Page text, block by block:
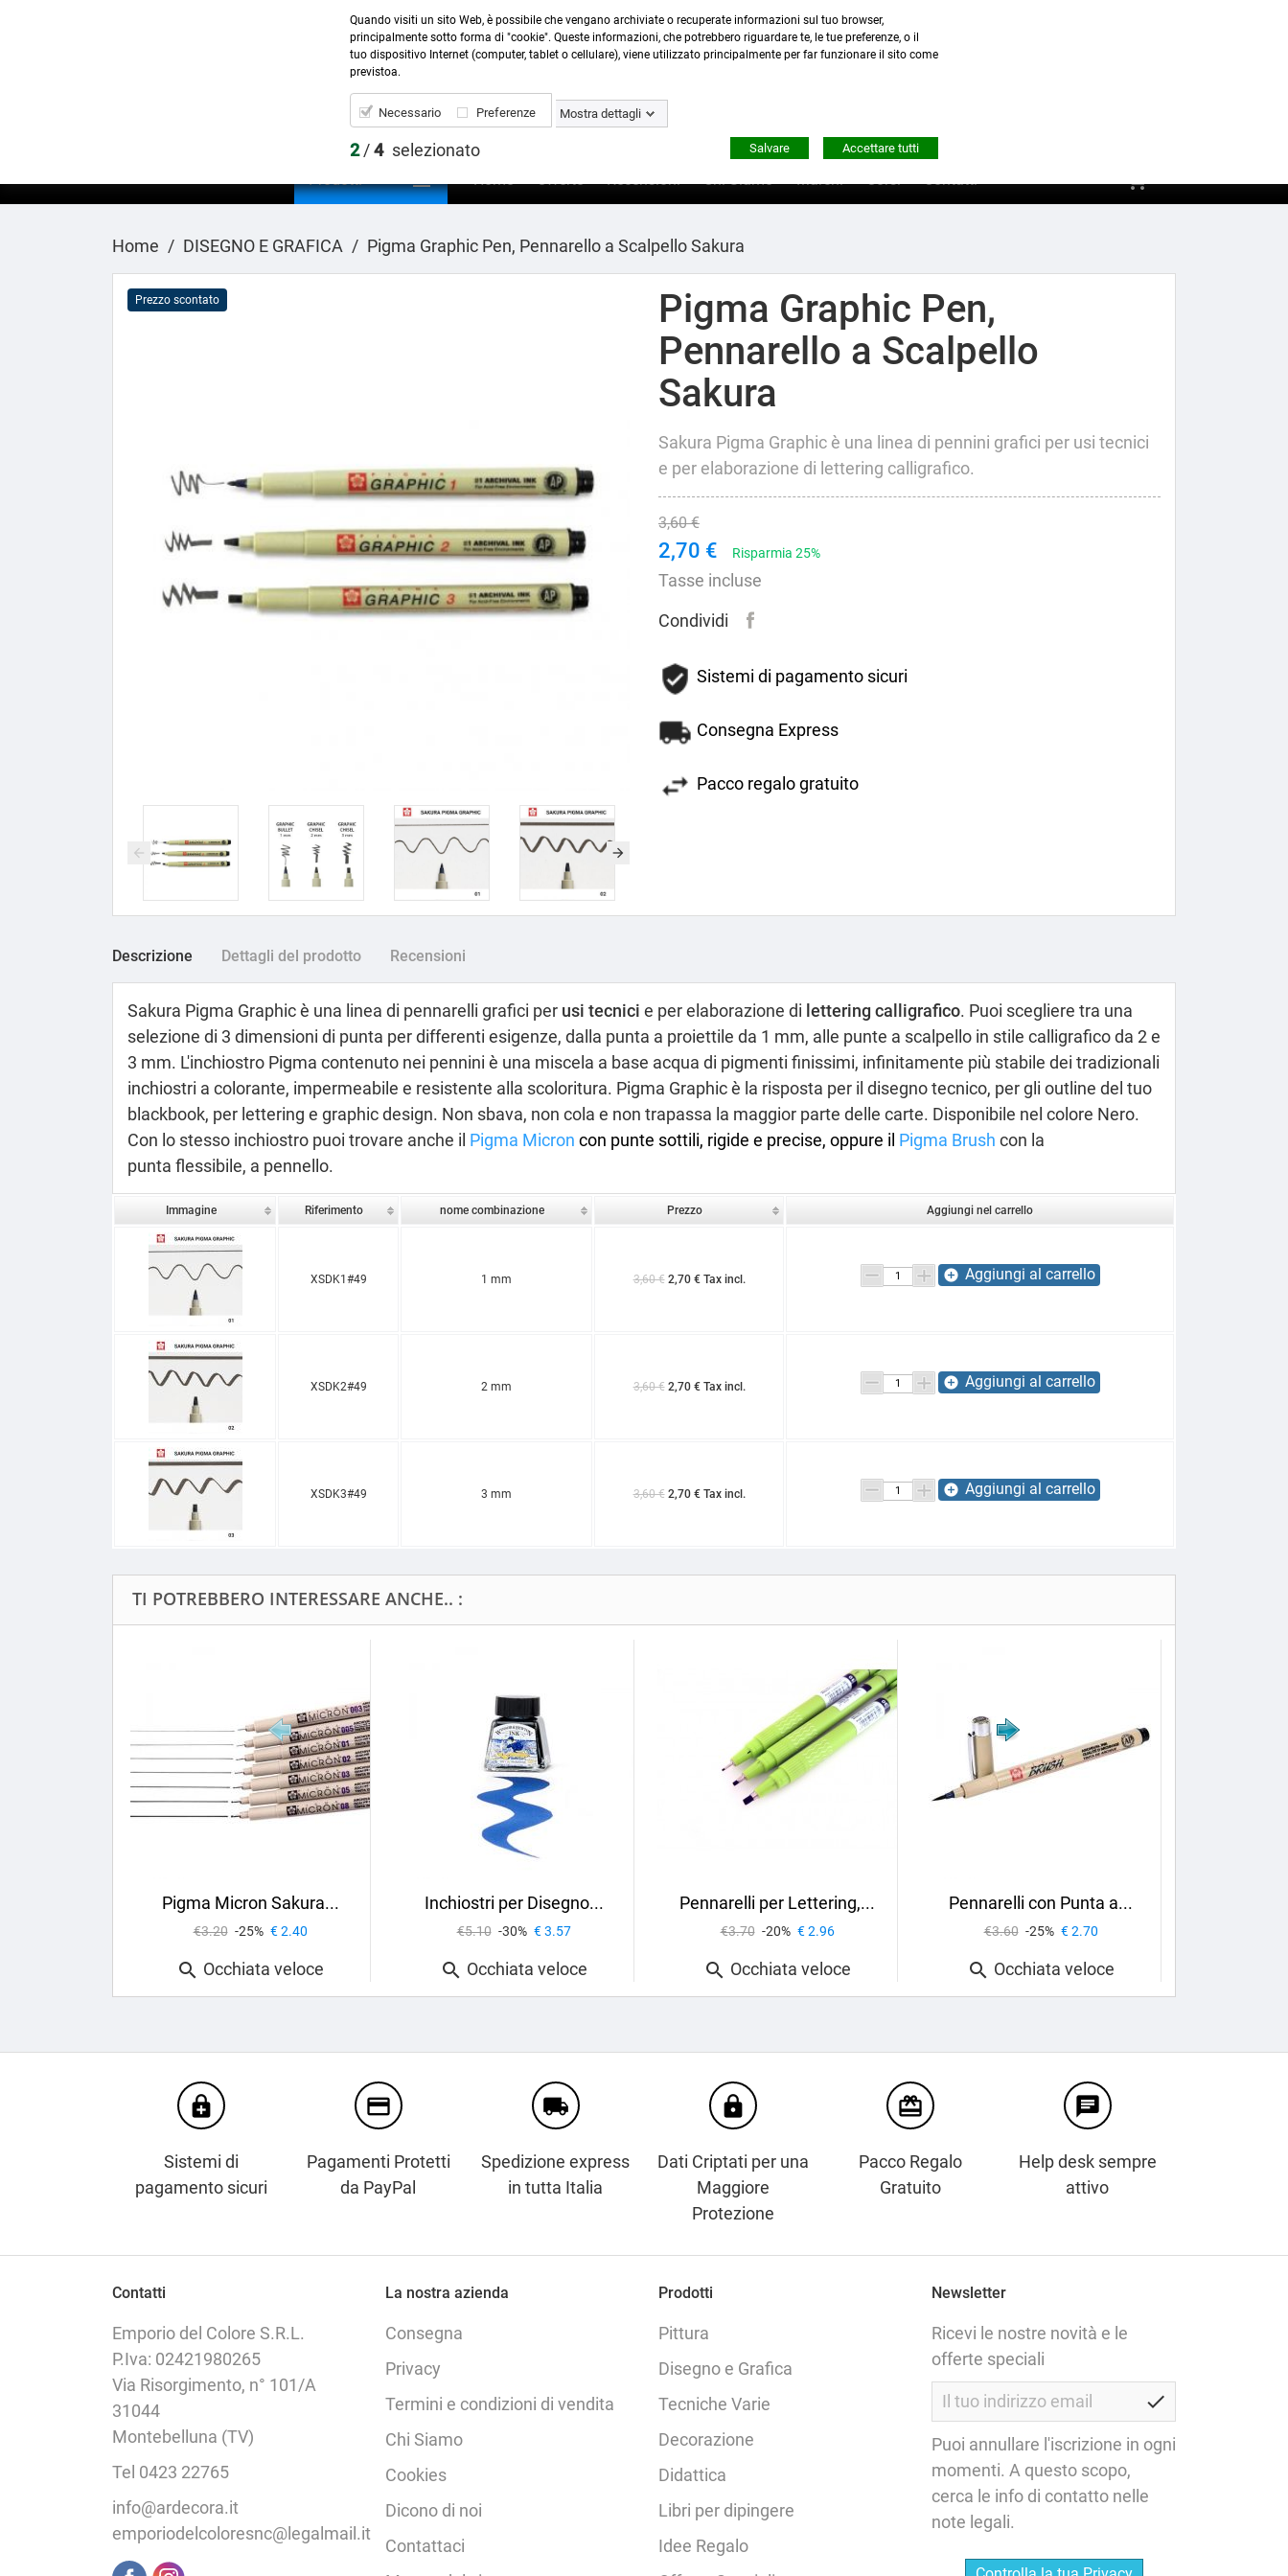
Contattaci:0423 22765- 345 8167305 -info@ardecora.it
Prodotti  Home Offerte Recensioni Chi Siamo Marchi Corsi Contatti shopping_cart
Home DISEGNO E GRAFICA Pigma Graphic Pen, Pennarello a Scalpello Sakura
Prezzo scontato
Pigma Graphic Pen,
Pennarello a Scalpello
Sakura
Sakura Pigma Graphic è una linea di pennini grafici per usi tecnici
e per elaborazione di lettering calligrafico.
3,60 €
2,70 € Risparmia 25%
Tasse incluse
Condividi
Sistemi di pagamento sicuri
Consegna Express
Pacco regalo gratuito
Descrizione Dettagli del prodotto Recensioni
Sakura Pigma Graphic è una linea di pennarelli grafici per usi tecnici e per elaborazione di lettering calligrafico. Puoi scegliere tra una
selezione di 3 dimensioni di punta per differenti esigenze, dalla punta a proiettile da 1 mm, alle punte a scalpello in stile calligrafico da 2 e
3 mm. L'inchiostro Pigma contenuto nei pennini è una miscela a base acqua di pigmenti finissimi, infinitamente più stabile dei tradizionali
inchiostri a colorante, impermeabile e resistente alla scoloritura. Pigma Graphic è la risposta per il disegno tecnico, per gli outline del tuo
blackbook, per lettering e graphic design. Non sbava, non cola e non trapassa la maggior parte delle carte. Disponibile nel colore Nero.
Con lo stesso inchiostro puoi trovare anche il Pigma Micron con punte sottili, rigide e precise, oppure il Pigma Brush con la
punta flessibile, a pennello.
Immagine Riferimento nome combinazione Prezzo Aggiungi nel carrello
XSDK1#49 1 mm 3,60 € 2,70 € Tax incl. add_circle Aggiungi al carrello
XSDK2#49 2 mm 3,60 € 2,70 € Tax incl. add_circle Aggiungi al carrello
XSDK3#49 3 mm 3,60 € 2,70 € Tax incl. add_circle Aggiungi al carrello
TI POTREBBERO INTERESSARE ANCHE.. :
Pigma Micron Sakura...
€3.20 -25% € 2.40
 Occhiata veloce
Inchiostri per Disegno...
€5.10 -30% € 3.57
 Occhiata veloce
Pennarelli per Lettering,...
€3.70 -20% € 2.96
 Occhiata veloce
Pennarelli con Punta a...
€3.60 -25% € 2.70
 Occhiata veloce
enhanced_encryption
Sistemi di
pagamento sicuri
credit_card
Pagamenti Protetti
da PayPal
local_shipping
Spedizione express
in tutta Italia
https
Dati Criptati per una
Maggiore
Protezione
card_giftcard
Pacco Regalo
Gratuito
chat
Help desk sempre
attivo
Contatti
Emporio del Colore S.R.L.
P.Iva: 02421980265
Via Risorgimento, n° 101/A
31044
Montebelluna (TV)
Tel 0423 22765
info@ardecora.it
emporiodelcoloresnc@legalmail.it
La nostra azienda
Consegna
Privacy
Termini e condizioni di vendita
Chi Siamo
Cookies
Dicono di noi
Contattaci
Prodotti
Pittura
Disegno e Grafica
Tecniche Varie
Decorazione
Didattica
Libri per dipingere
Idee Regalo
Newsletter
Ricevi le nostre novità e le
offerte speciali
check
Puoi annullare l'iscrizione in ogni
momenti. A questo scopo,
cerca le info di contatto nelle
note legali.
Quando visiti un sito Web, è possibile che vengano archiviate o recuperate informazioni sul tuo browser,
principalmente sotto forma di "cookie". Queste informazioni, che potrebbero riguardare te, le tue preferenze, o il
tuo dispositivo Internet (computer, tablet o cellulare), viene utilizzato principalmente per far funzionare il sito come
previstoa.
Necessario Preferenze Mostra dettagli
2/4 selezionato Accettare tutti
Salvare